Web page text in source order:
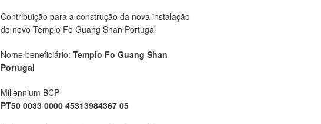
Contribuição para a construção da nova instalação
do novo Templo Fo Guang Shan Portugal
Nome beneficiário: Templo Fo Guang Shan
Portugal
Millennium BCP
PT50 0033 0000 45313984367 05